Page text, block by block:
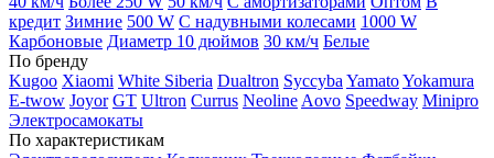
кредит Зимние 500 W С надувными колесами 1000 W
Карбоновые Диаметр 10 дюймов 30 км/ч Белые
По бренду
Kugoo Xiaomi White Siberia Dualtron Syccyba YamatoYokamura
E-twow Joyor GT Ultron Currus Neoline Aovo Speedway Minipro
Электросамокаты
По характеристикам